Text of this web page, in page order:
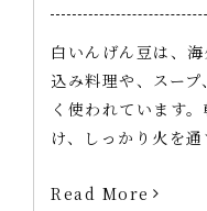
白いんげん豆は、
込み料理や、スー
く使われています
け、しっかり火を通
Read More